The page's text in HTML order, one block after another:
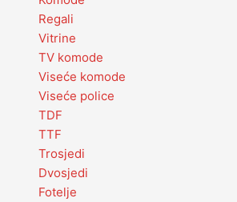
Regali
Vitrine
TV komode
Viseće komode
Viseće police
TDF
TTF
Trosjedi
Dvosjedi
Fotelje